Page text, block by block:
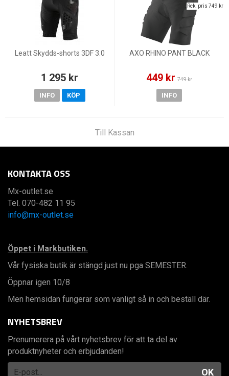
Leatt Skydds-shorts 3DF 3.0
1 295 kr
INFO KÖP
AXO RHINO PANT BLACK
449 kr 749 kr
Rek. pris 749 kr
INFO
Till Kassan
KONTAKTA OSS
Mx-outlet.se
Tel. 070-482 11 95
info@mx-outlet.se
Öppet i Markbutiken.
Vår fysiska butik är stängd just nu pga SEMESTER.
Öppnar igen 10/8
Men hemsidan fungerar som vanligt så in och beställ där.
NYHETSBREV
Prenumerera på vårt nyhetsbrev för att ta del av
produktnyheter och erbjudanden!
OK